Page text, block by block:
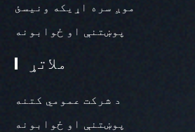
موږ سره اړیکه ونیسئ
پوښتنې او ځوابونه
ملاتړ
د شرکت عمومي کتنه
پوښتنې او ځوابونه